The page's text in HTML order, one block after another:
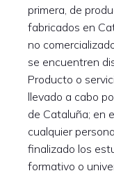
primera, de
fabricados en
no
se encuentren
Producto o
llevado a cabo
de Cataluña; en
cualquier
finalizado los
formativo o